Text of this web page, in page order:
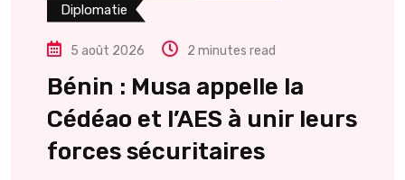
Diplomatie
5 août 2026 2 minutes read
Bénin : Musa appelle la
Cédéao et l’AES à unir leurs
forces sécuritaires